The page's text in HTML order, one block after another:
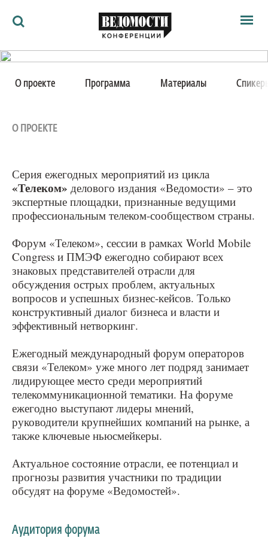
Мероприятия
Архив
Ведомости&
Москва, Лотте Отель Москва, Новинский бульвар,
8с2
О проекте Программа Материалы
О ПРОЕКТЕ
Серия ежегодных мероприятий из цикла
«Телеком» делового издания «Ведомости» – это
экспертные площадки, признанные ведущими
профессиональным телеком-сообществом страны.
Форум «Телеком», сессии в рамках World Mobile
Congress и ПМЭФ ежегодно собирают всех
знаковых представителей отрасли для
обсуждения острых проблем, актуальных
вопросов и успешных бизнес-кейсов. Только
конструктивный диалог бизнеса и власти и
эффективный нетворкинг.
Ежегодный международный форум операторов
связи «Телеком» уже много лет подряд занимает
лидирующее место среди мероприятий
телекоммуникационной тематики. На форуме
ежегодно выступают лидеры мнений,
руководители крупнейших компаний на рынке, а
также ключевые ньюсмейкеры.
Актуальное состояние отрасли, ее потенциал и
прогнозы развития участники по традиции
обсудят на форуме «Ведомостей».
Аудитория форума